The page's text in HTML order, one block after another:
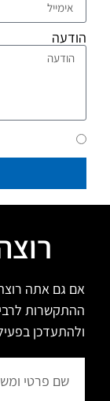
הודעה
אם גם אתה
ההתקשרות
ולהתעדכן